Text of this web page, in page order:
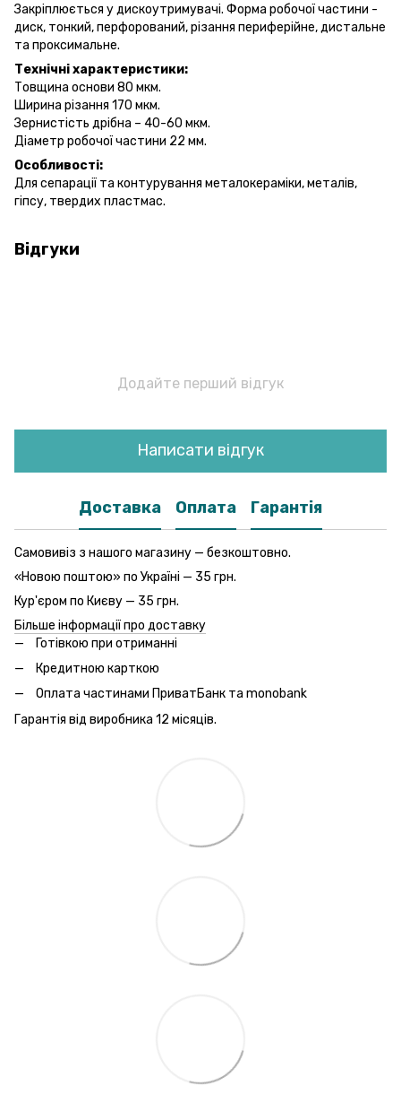
Закріплюється у дискоутримувачі. Форма робочої частини -
диск, тонкий, перфорований, різання периферійне, дистальне
та проксимальне.
Технічні характеристики:
Товщина основи 80 мкм.
Ширина різання 170 мкм.
Зернистість дрібна – 40-60 мкм.
Діаметр робочої частини 22 мм.
Особливості:
Для сепарації та контурування металокераміки, металів,
гіпсу, твердих пластмас.
Відгуки
Додайте перший відгук
Написати відгук
Доставка Оплата Гарантія
Самовивіз з нашого магазину — безкоштовно.
«Новою поштою» по Україні — 35 грн.
Кур'єром по Києву — 35 грн.
Більше інформації про доставку
Готівкою при отриманні
Кредитною карткою
Оплата частинами ПриватБанк та monobank
Гарантія від виробника 12 місяців.